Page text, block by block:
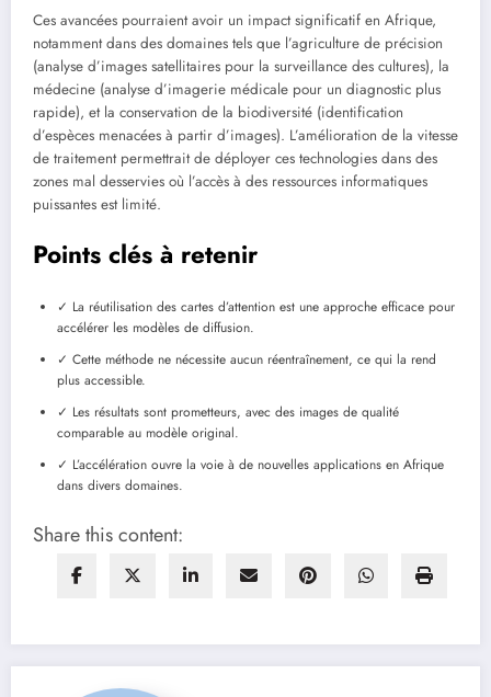
Ces avancées pourraient avoir un impact significatif en Afrique,
notamment dans des domaines tels que l’agriculture de précision
(analyse d’images satellitaires pour la surveillance des cultures), la
médecine (analyse d’imagerie médicale pour un diagnostic plus
rapide), et la conservation de la biodiversité (identification
d’espèces menacées à partir d’images). L’amélioration de la vitesse
de traitement permettrait de déployer ces technologies dans des
zones mal desservies où l’accès à des ressources informatiques
puissantes est limité.
Points clés à retenir
✓ La réutilisation des cartes d’attention est une approche efficace pour
accélérer les modèles de diffusion.
✓ Cette méthode ne nécessite aucun réentraînement, ce qui la rend
plus accessible.
✓ Les résultats sont prometteurs, avec des images de qualité
comparable au modèle original.
✓ L’accélération ouvre la voie à de nouvelles applications en Afrique
dans divers domaines.
Share this content: